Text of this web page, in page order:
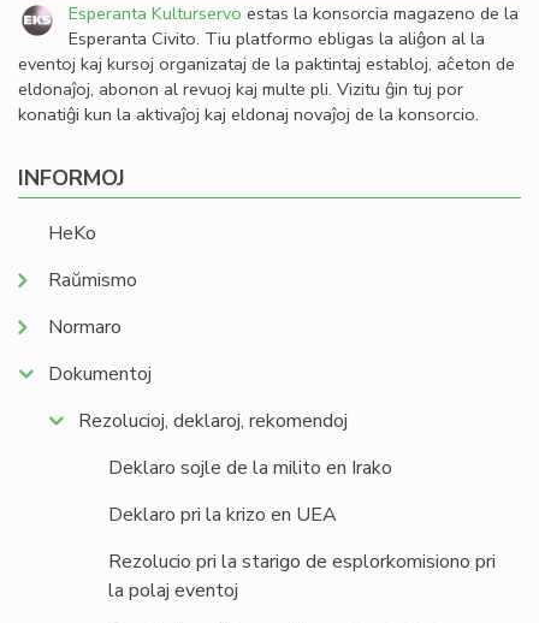
Esperanta Kulturservo estas la konsorcia magazeno de la
Esperanta Civito. Tiu platformo ebligas la aliĝon al la
eventoj kaj kursoj organizataj de la paktintaj establoj, aĉeton de
eldonaĵoj, abonon al revuoj kaj multe pli. Vizitu ĝin tuj por
konatiĝi kun la aktivaĵoj kaj eldonaj novaĵoj de la konsorcio.
INFORMOJ
HeKo
Raŭmismo
Normaro
Dokumentoj
Rezolucioj, deklaroj, rekomendoj
Deklaro sojle de la milito en Irako
Deklaro pri la krizo en UEA
Rezolucio pri la starigo de esplorkomisiono pri
la polaj eventoj